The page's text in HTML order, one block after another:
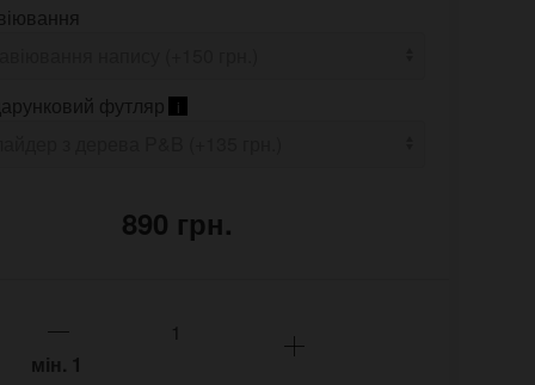
футляр i
890 грн.
мін. 1